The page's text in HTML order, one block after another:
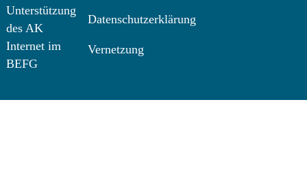
Unterstützung
des AK
Internet im
BEFG
Datenschutzerklärung
Vernetzung